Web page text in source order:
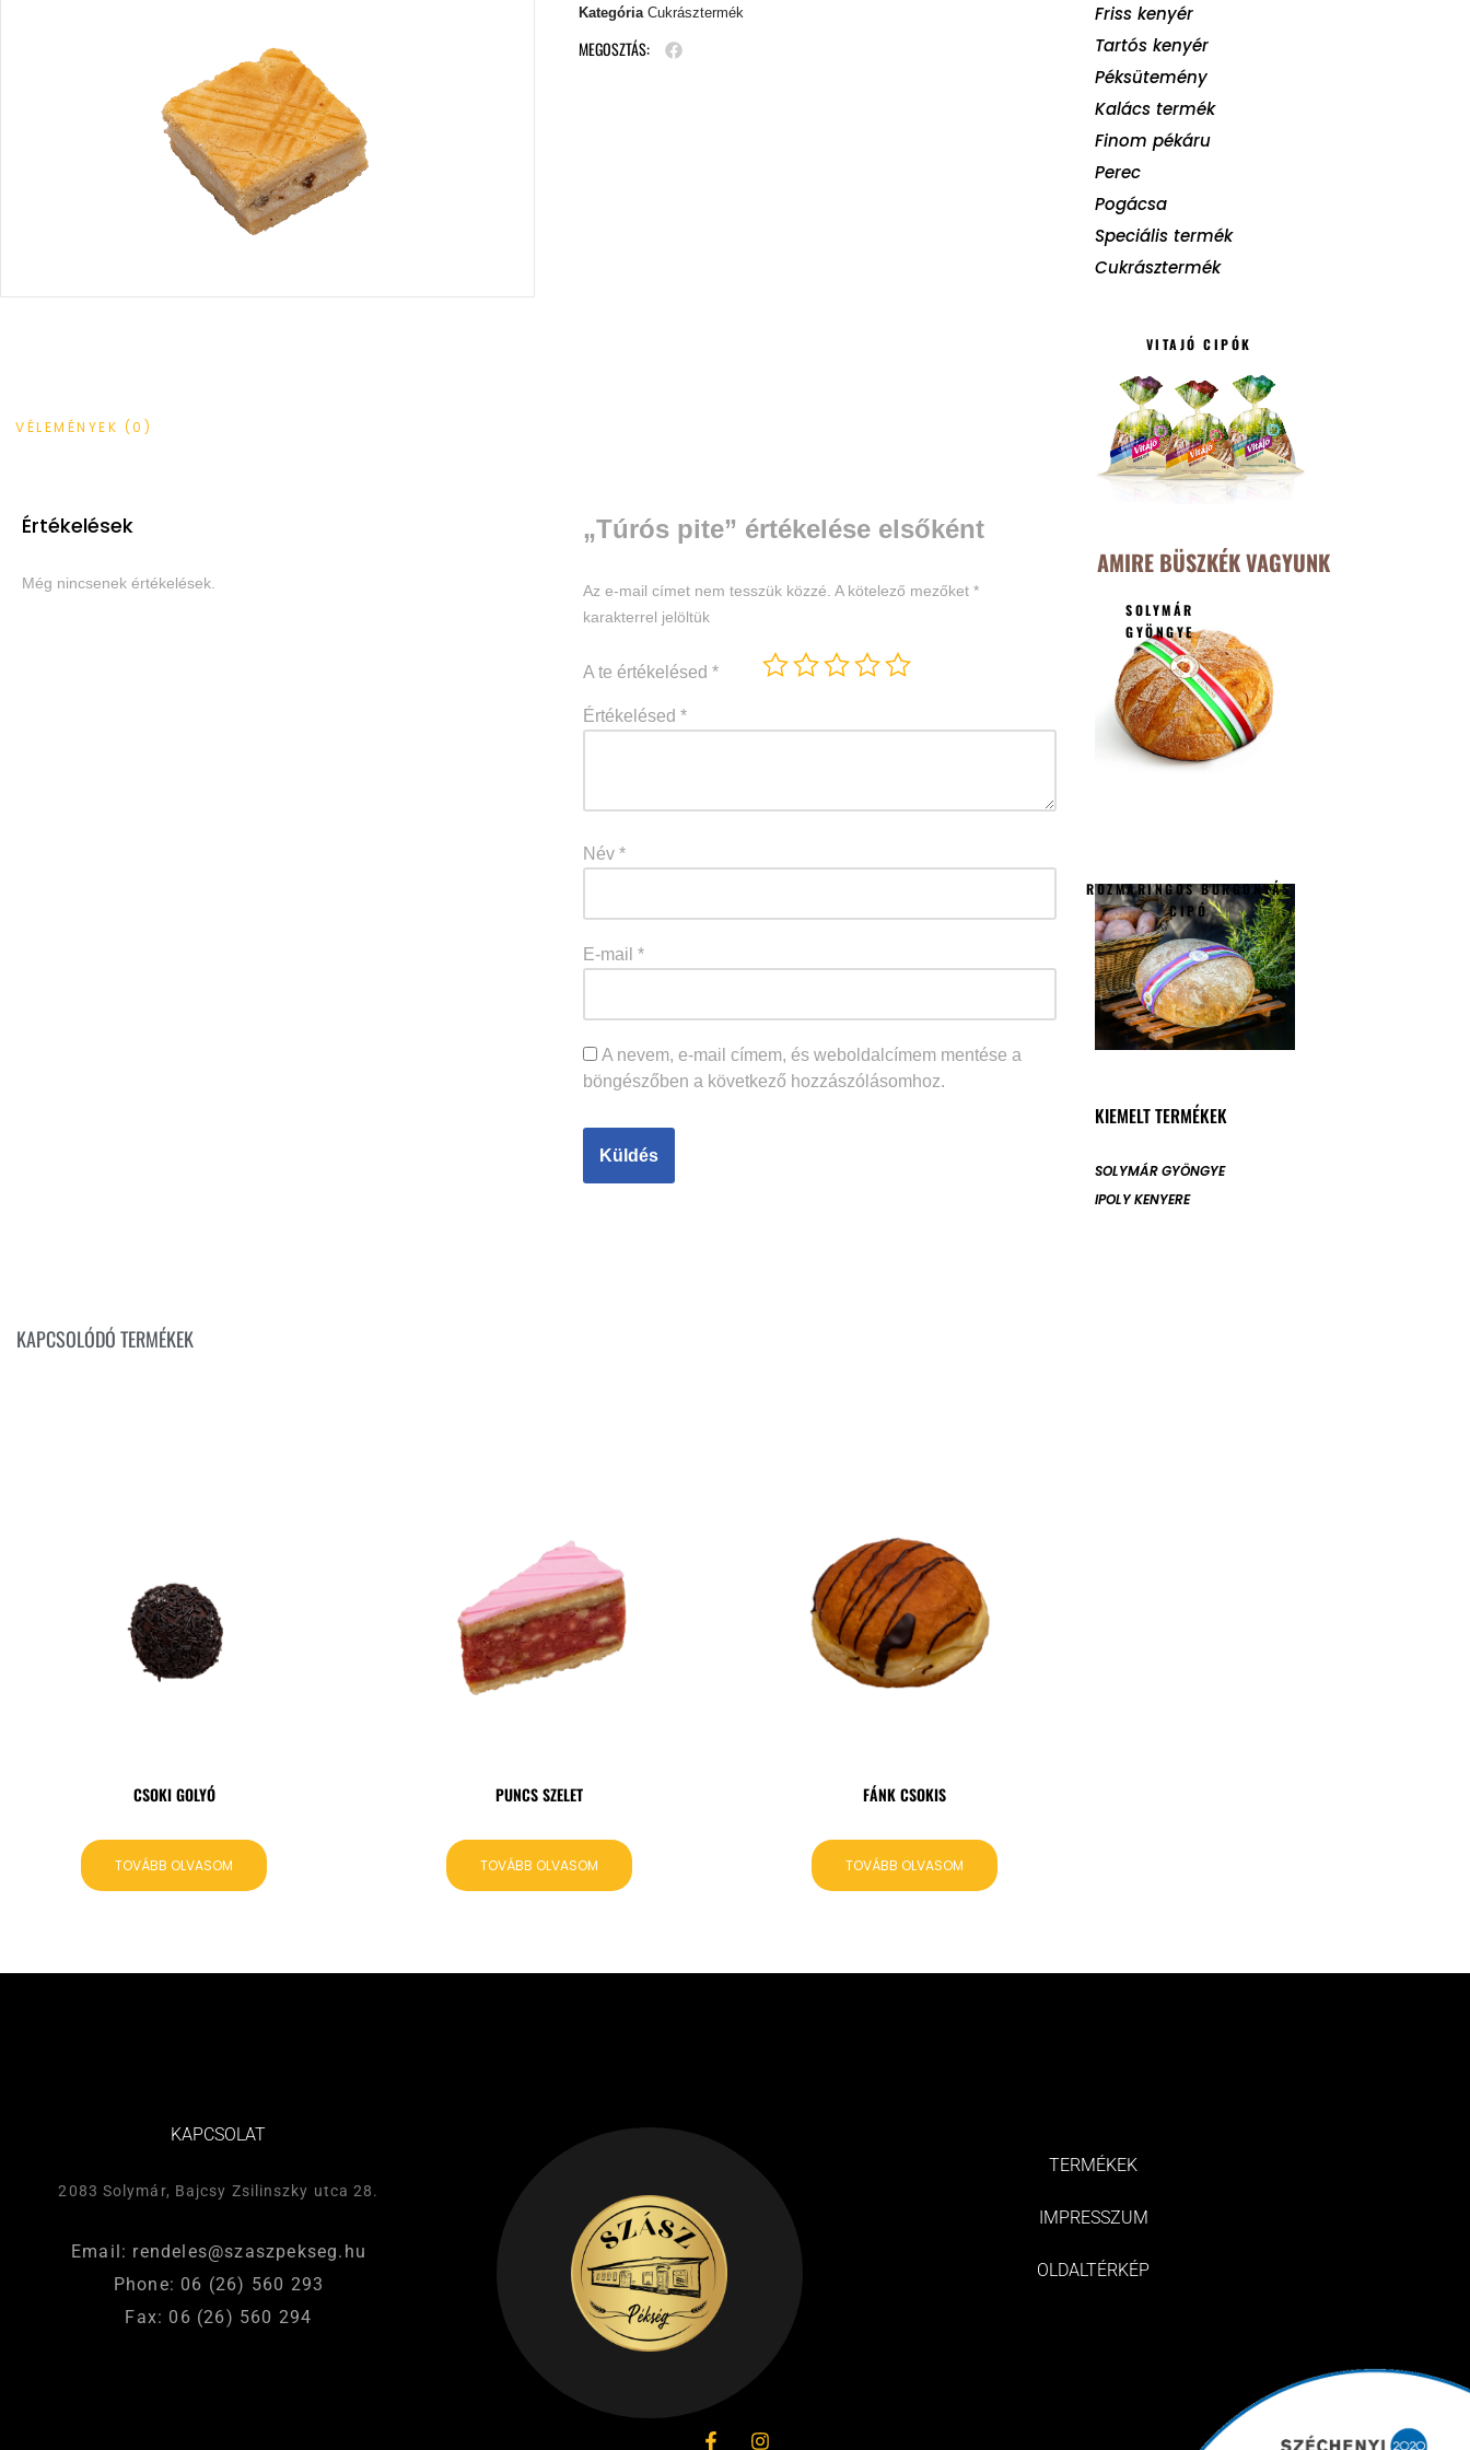
Kategória Cukrásztermék
MEGOSZTÁS:
VÉLEMÉNYEK (0)
Értékelések
Még nincsenek értékelések.
„Túrós pite” értékelése elsőként
Az e-mail címet nem tesszük közzé. A kötelező mezőket *
karakterrel jelöltük
A te értékelésed *
Értékelésed *
Név *
E-mail *
A nevem, e-mail címem, és weboldalcímem mentése a
böngészőben a következő hozzászólásomhoz.
KAPCSOLÓDÓ TERMÉKEK
CSOKI GOLYÓ
TOVÁBB OLVASOM
PUNCS SZELET
TOVÁBB OLVASOM
FÁNK CSOKIS
TOVÁBB OLVASOM
Friss kenyér
Tartós kenyér
Péksütemény
Kalács termék
Finom pékáru
Perec
Pogácsa
Speciális termék
Cukrásztermék
VITAJÓ CIPÓK
SOLYMÁR
GYÖNGYE
AMIRE BÜSZKÉK VAGYUNK
ROZMARINGOS BURGONYÁS
CIPÓ
KIEMELT TERMÉKEK
SOLYMÁR GYÖNGYE
IPOLY KENYERE
KAPCSOLAT
2083 Solymár, Bajcsy Zsilinszky utca 28.
Email: rendeles@szaszpekseg.hu
Phone: 06 (26) 560 293
Fax: 06 (26) 560 294
TERMÉKEK
IMPRESSZUM
OLDALTÉRKÉP